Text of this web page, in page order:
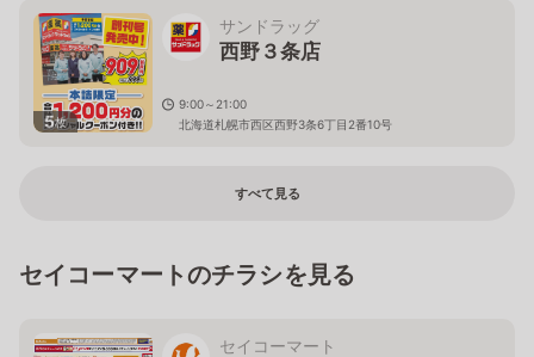
5枚
サンドラッグ
西野３条店
9:00～21:00
北海道札幌市西区西野3条6丁目2番10号
すべて見る
セイコーマートのチラシを見る
セイコーマート